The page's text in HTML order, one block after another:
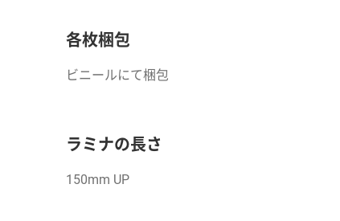
各枚梱包
ビニールにて梱包
ラミナの長さ
150mm UP